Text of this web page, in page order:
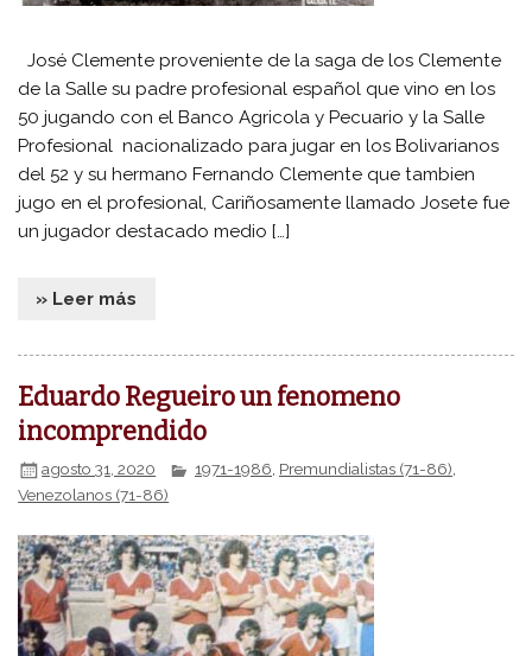
José Clemente proveniente de la saga de los Clemente
de la Salle su padre profesional español que vino en los
50 jugando con el Banco Agricola y Pecuario y la Salle
Profesional nacionalizado para jugar en los Bolivarianos
del 52 y su hermano Fernando Clemente que tambien
jugo en el profesional, Cariñosamente llamado Josete fue
un jugador destacado medio […]
» Leer más
Eduardo Regueiro un fenomeno
incomprendido
agosto 31, 2020 1971-1986, Premundialistas (71-86),
Venezolanos (71-86)